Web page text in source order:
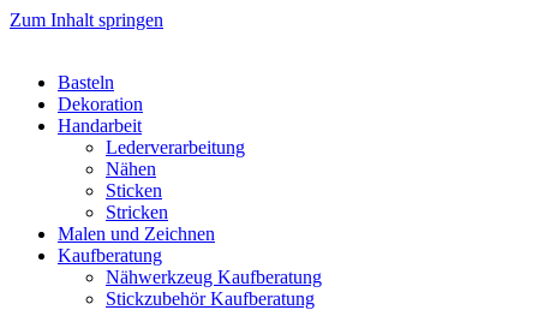
Zum Inhalt springen
Basteln
Dekoration
Handarbeit
Lederverarbeitung
Nähen
Sticken
Stricken
Malen und Zeichnen
Kaufberatung
Nähwerkzeug Kaufberatung
Stickzubehör Kaufberatung